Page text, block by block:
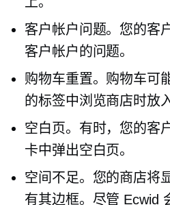
客户帐户问题。您的客
客户帐户的问题。
购物车重置。购物车可
的标签中浏览商店时放
空白页。有时，您的客
卡中弹出空白页。
空间不足。您的商店将
有其边框。尽管 Ecwid